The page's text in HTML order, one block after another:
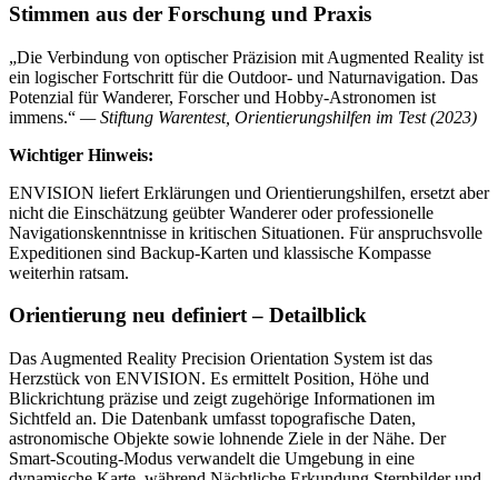
Stimmen aus der Forschung und Praxis
„Die Verbindung von optischer Präzision mit Augmented Reality ist
ein logischer Fortschritt für die Outdoor- und Naturnavigation. Das
Potenzial für Wanderer, Forscher und Hobby-Astronomen ist
immens.“ — Stiftung Warentest, Orientierungshilfen im Test (2023)
Wichtiger Hinweis:
ENVISION liefert Erklärungen und Orientierungshilfen, ersetzt aber
nicht die Einschätzung geübter Wanderer oder professionelle
Navigationskenntnisse in kritischen Situationen. Für anspruchsvolle
Expeditionen sind Backup-Karten und klassische Kompasse
weiterhin ratsam.
Orientierung neu definiert – Detailblick
Das Augmented Reality Precision Orientation System ist das
Herzstück von ENVISION. Es ermittelt Position, Höhe und
Blickrichtung präzise und zeigt zugehörige Informationen im
Sichtfeld an. Die Datenbank umfasst topografische Daten,
astronomische Objekte sowie lohnende Ziele in der Nähe. Der
Smart-Scouting-Modus verwandelt die Umgebung in eine